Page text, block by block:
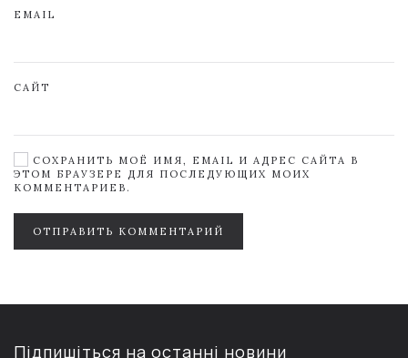
EMAIL
САЙТ
СОХРАНИТЬ МОЁ ИМЯ, EMAIL И АДРЕС САЙТА В
ЭТОМ БРАУЗЕРЕ ДЛЯ ПОСЛЕДУЮЩИХ МОИХ
КОММЕНТАРИЕВ.
ОТПРАВИТЬ КОММЕНТАРИЙ
Підпишіться на останні новини